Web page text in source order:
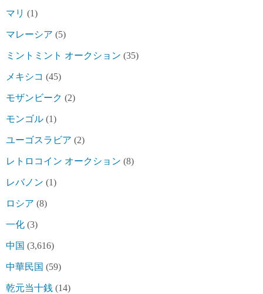
マリ (1)
マレーシア (5)
ミントミント オークション (35)
メキシコ (45)
モザンビーク (2)
モンゴル (1)
ユーゴスラビア (2)
レトロコイン オークション (8)
レバノン (1)
ロシア (8)
一化 (3)
中国 (3,616)
中華民国 (59)
乾元当十銭 (14)